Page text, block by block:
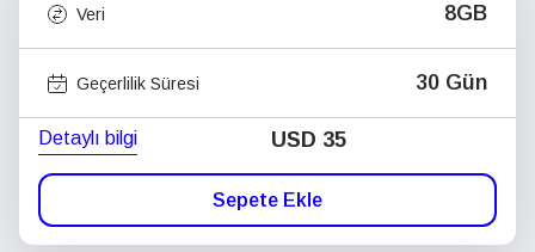
Veri 8GB
Geçerlilik Süresi 30 Gün
Detaylı bilgi USD 35
Sepete Ekle